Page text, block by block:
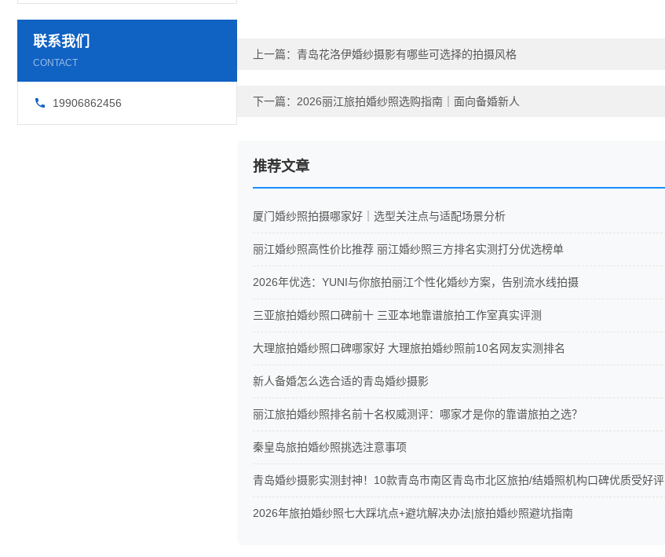
联系我们
CONTACT
19906862456
上一篇： 青岛花洛伊婚纱摄影有哪些可选择的拍摄风格
下一篇： 2026丽江旅拍婚纱照选购指南｜面向备婚新人
推荐文章
厦门婚纱照拍摄哪家好｜选型关注点与适配场景分析
丽江婚纱照高性价比推荐 丽江婚纱照三方排名实测打分优选榜单
2026年优选：YUNI与你旅拍丽江个性化婚纱方案，告别流水线拍摄
三亚旅拍婚纱照口碑前十 三亚本地靠谱旅拍工作室真实评测
大理旅拍婚纱照口碑哪家好 大理旅拍婚纱照前10名网友实测排名
新人备婚怎么选合适的青岛婚纱摄影
丽江旅拍婚纱照排名前十名权威测评：哪家才是你的靠谱旅拍之选？
秦皇岛旅拍婚纱照挑选注意事项
青岛婚纱摄影实测封神！10款青岛市南区青岛市北区旅拍/结婚照机构口碑优质受好评
2026年旅拍婚纱照七大踩坑点+避坑解决办法|旅拍婚纱照避坑指南